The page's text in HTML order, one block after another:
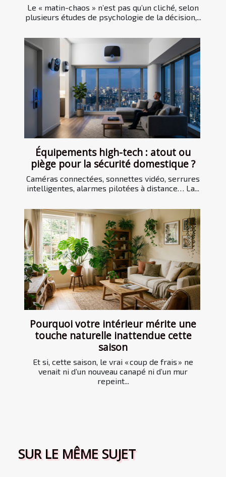
Le « matin-chaos » n’est pas qu’un cliché, selon
plusieurs études de psychologie de la décision,...
Équipements high-tech : atout ou
piège pour la sécurité domestique ?
Caméras connectées, sonnettes vidéo, serrures
intelligentes, alarmes pilotées à distance… La...
Pourquoi votre intérieur mérite une
touche naturelle inattendue cette
saison
Et si, cette saison, le vrai « coup de frais » ne
venait ni d’un nouveau canapé ni d’un mur
repeint...
SUR LE MÊME SUJET